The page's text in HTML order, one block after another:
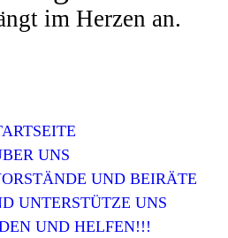
im Herzen an.
UNS
UND BEIRÄTE
UNTERSTÜTZE UNS
UND HELFEN!!!